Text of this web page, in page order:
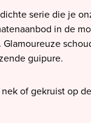
serie die je
in de
guipure.
of gekruist op